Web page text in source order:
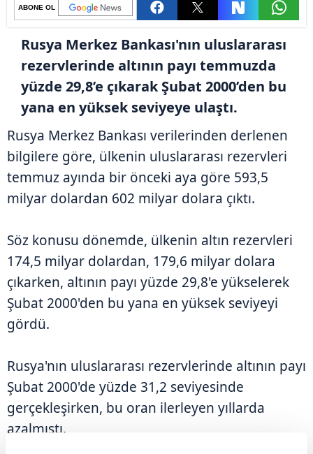
ABONE OL
Rusya Merkez Bankası'nın uluslararası
rezervlerinde altının payı temmuzda
yüzde 29,8’e çıkarak Şubat 2000’den bu
yana en yüksek seviyeye ulaştı.
Rusya Merkez Bankası verilerinden derlenen
bilgilere göre, ülkenin uluslararası rezervleri
temmuz ayında bir önceki aya göre 593,5
milyar dolardan 602 milyar dolara çıktı.
Söz konusu dönemde, ülkenin altın rezervleri
174,5 milyar dolardan, 179,6 milyar dolara
çıkarken, altının payı yüzde 29,8'e yükselerek
Şubat 2000'den bu yana en yüksek seviyeyi
gördü.
Rusya'nın uluslararası rezervlerinde altının payı
Şubat 2000'de yüzde 31,2 seviyesinde
gerçekleşirken, bu oran ilerleyen yıllarda
azalmıştı.